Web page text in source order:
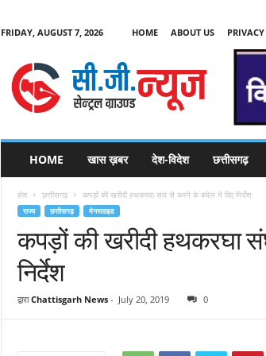
FRIDAY, AUGUST 7, 2026 HOME ABOUT US
C
HOME खास ख़बर देश-विदेश छत्तीसगढ़
होम छत्तीसगढ़ कपड़ों की खरीदी हथकरघा संघ से करने के बघेल ने दिए निर्देश
राज्य छत्तीसगढ़ मेनस्लाइड
कपड़ों की खरीदी हथकरघा
निर्देश
द्वारा Chattisgarh News- July 20, 2019 0